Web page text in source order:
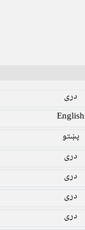
دری
English
پښتو
دری
دری
دری
دری